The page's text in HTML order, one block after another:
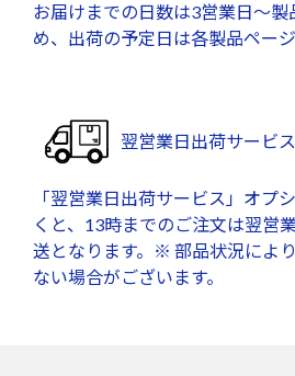
お届けまでの日数は3営業日～製
め、出荷の予定日は各製品ペー
翌営業日出荷サービス
「翌営業日出荷サービス」オプ
くと、13時までのご注文は翌営
送となります。※ 部品状況によ
ない場合がございます。